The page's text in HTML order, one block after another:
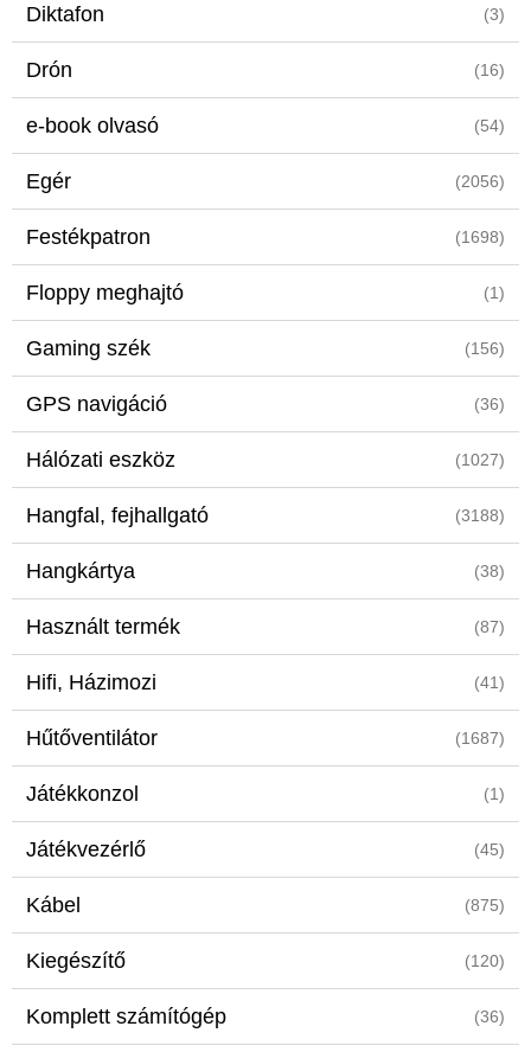
Diktafon (3)
Drón (16)
e-book olvasó (54)
Egér (2056)
Festékpatron (1698)
Floppy meghajtó (1)
Gaming szék (156)
GPS navigáció (36)
Hálózati eszköz (1027)
Hangfal, fejhallgató (3188)
Hangkártya (38)
Használt termék (87)
Hifi, Házimozi (41)
Hűtőventilátor (1687)
Játékkonzol (1)
Játékvezérlő (45)
Kábel (875)
Kiegészítő (120)
Komplett számítógép (36)